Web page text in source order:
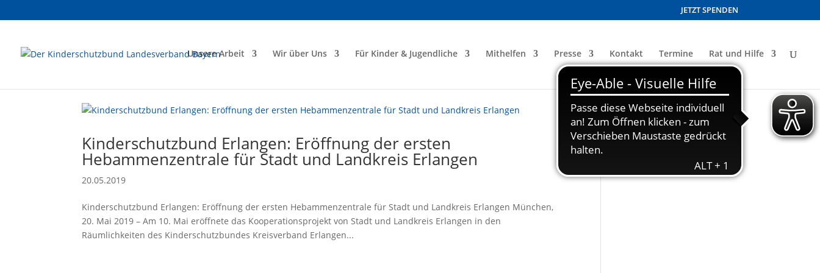
JETZT SPENDEN
Unsere Arbeit Wir über Uns Für Kinder & Jugendliche Mithelfen Presse Kontakt Termine Rat und Hilfe
Kinderschutzbund Erlangen: Eröffnung der ersten
Hebammenzentrale für Stadt und Landkreis Erlangen
20.05.2019
Kinderschutzbund Erlangen: Eröffnung der ersten Hebammenzentrale für Stadt und Landkreis Erlangen München,
20. Mai 2019 – Am 10. Mai eröffnete das Kooperationsprojekt von Stadt und Landkreis Erlangen in den
Räumlichkeiten des Kinderschutzbundes Kreisverband Erlangen...